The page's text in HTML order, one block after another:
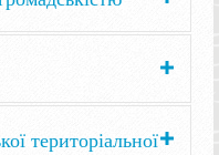
територіальної